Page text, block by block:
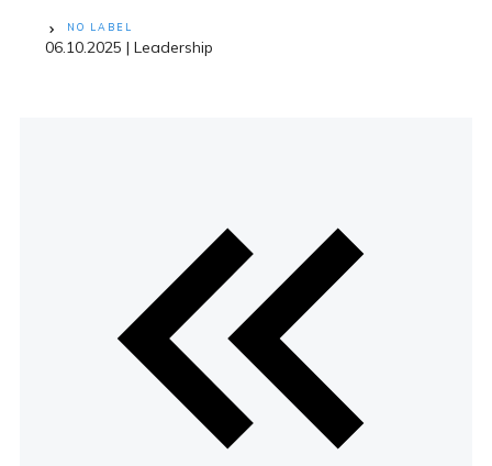
NO LABEL
06.10.2025 | Leadership